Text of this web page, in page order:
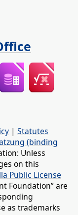
| Statutes
(binding
Unless
on this
Public License
Foundation” are
as trademarks